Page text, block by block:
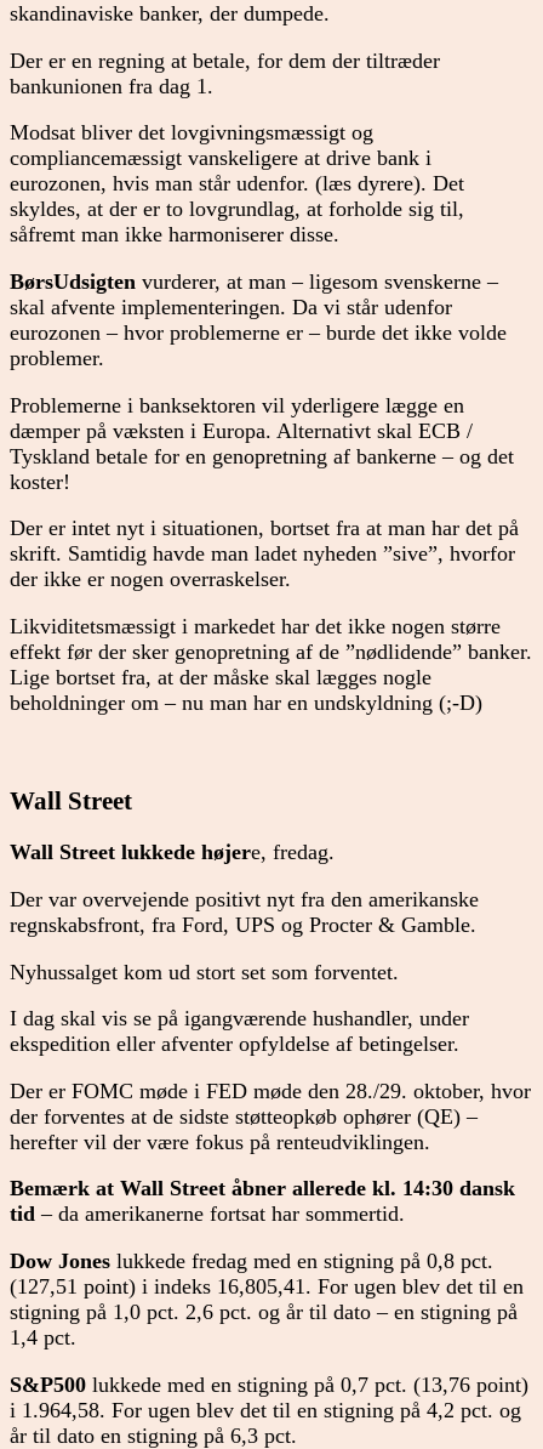
skandinaviske banker, der dumpede.
Der er en regning at betale, for dem der tiltræder
bankunionen fra dag 1.
Modsat bliver det lovgivningsmæssigt og
compliancemæssigt vanskeligere at drive bank i
eurozonen, hvis man står udenfor. (læs dyrere). Det
skyldes, at der er to lovgrundlag, at forholde sig til,
såfremt man ikke harmoniserer disse.
BørsUdsigten vurderer, at man – ligesom svenskerne –
skal afvente implementeringen. Da vi står udenfor
eurozonen – hvor problemerne er – burde det ikke volde
problemer.
Problemerne i banksektoren vil yderligere lægge en
dæmper på væksten i Europa. Alternativt skal ECB /
Tyskland betale for en genopretning af bankerne – og det
koster!
Der er intet nyt i situationen, bortset fra at man har det på
skrift. Samtidig havde man ladet nyheden ”sive”, hvorfor
der ikke er nogen overraskelser.
Likviditetsmæssigt i markedet har det ikke nogen større
effekt før der sker genopretning af de ”nødlidende” banker.
Lige bortset fra, at der måske skal lægges nogle
beholdninger om – nu man har en undskyldning (;-D)
Wall Street
Wall Street lukkede højere, fredag.
Der var overvejende positivt nyt fra den amerikanske
regnskabsfront, fra Ford, UPS og Procter & Gamble.
Nyhussalget kom ud stort set som forventet.
I dag skal vis se på igangværende hushandler, under
ekspedition eller afventer opfyldelse af betingelser.
Der er FOMC møde i FED møde den 28./29. oktober, hvor
der forventes at de sidste støtteopkøb ophører (QE) –
herefter vil der være fokus på renteudviklingen.
Bemærk at Wall Street åbner allerede kl. 14:30 dansk
tid – da amerikanerne fortsat har sommertid.
Dow Jones lukkede fredag med en stigning på 0,8 pct.
(127,51 point) i indeks 16,805,41. For ugen blev det til en
stigning på 1,0 pct. 2,6 pct. og år til dato – en stigning på
1,4 pct.
S&P500 lukkede med en stigning på 0,7 pct. (13,76 point)
i 1.964,58. For ugen blev det til en stigning på 4,2 pct. og
år til dato en stigning på 6,3 pct.